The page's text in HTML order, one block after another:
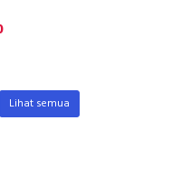
Lihat semua